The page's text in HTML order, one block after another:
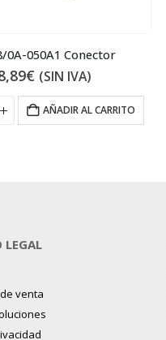
0A-050A1 Conector
€ (SIN IVA)
AÑADIR AL CARRITO
LEGAL
venta